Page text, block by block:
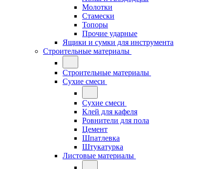
Молотки
Стамески
Топоры
Прочие ударные
Ящики и сумки для инструмента
Строительные материалы
Строительные материалы
Сухие смеси
Сухие смеси
Клей для кафеля
Ровнители для пола
Цемент
Шпатлевка
Штукатурка
Листовые материалы